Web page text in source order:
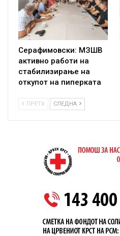
Серафимовски: МЗШВ
активно работи на
стабилизирање на
откупот на пиперката
ПРЕТХ СЛЕДНА